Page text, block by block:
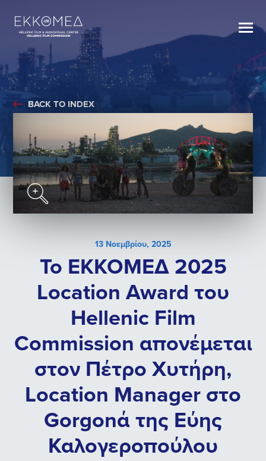
BACK TO INDEX
13 Νοεμβρίου, 2025
To ΕΚΚΟΜΕΔ 2025
Location Award του
Hellenic Film
Commission απονέμεται
στον Πέτρο Χυτήρη,
Location Manager στο
Gorgonά της Εύης
Καλογεροπούλου